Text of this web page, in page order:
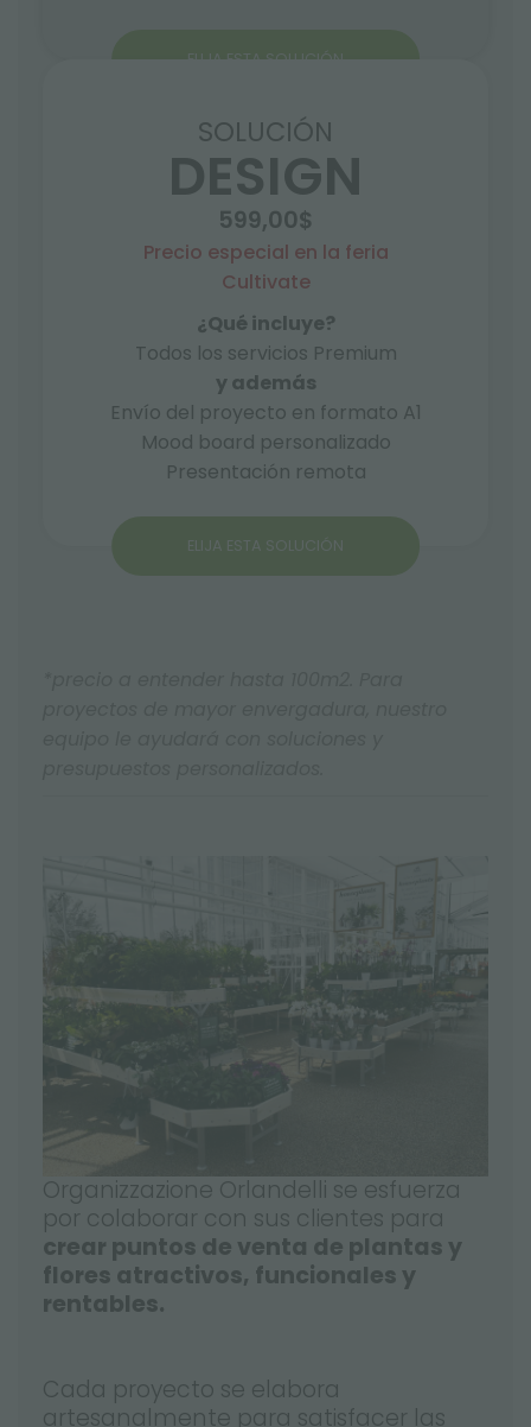
ELIJA ESTA SOLUCIÓN
SOLUCIÓN
DESIGN
599,00$
Precio especial en la feria
Cultivate
¿Qué incluye?
Todos los servicios Premium
y además
Envío del proyecto en formato A1
Mood board personalizado
Presentación remota
ELIJA ESTA SOLUCIÓN
Organizzazione Orlandelli se esfuerza
por colaborar con sus clientes para
crear puntos de venta de plantas y
flores atractivos, funcionales y
rentables.
Cada proyecto se elabora
artesanalmente para satisfacer las